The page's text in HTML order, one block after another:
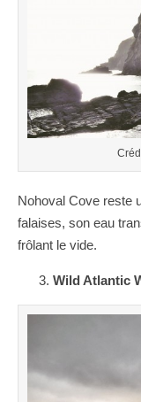
Nohoval Cove reste
falaises, son eau
frôlant le vide.
Wild Atlantic